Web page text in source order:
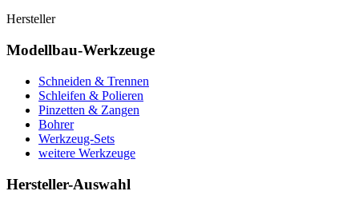
Hersteller
Modellbau-Werkzeuge
Schneiden & Trennen
Schleifen & Polieren
Pinzetten & Zangen
Bohrer
Werkzeug-Sets
weitere Werkzeuge
Hersteller-Auswahl